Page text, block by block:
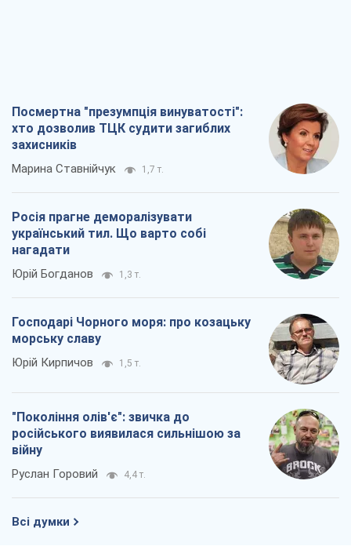
Посмертна "презумпція винуватості":
хто дозволив ТЦК судити загиблих
захисників
Марина Ставнійчук 1,7 т.
Росія прагне деморалізувати
український тил. Що варто собі
нагадати
Юрій Богданов 1,3 т.
Господарі Чорного моря: про козацьку
морську славу
Юрій Кирпичов 1,5 т.
"Покоління олів'є": звичка до
російського виявилася сильнішою за
війну
Руслан Горовий 4,4 т.
Всі думки